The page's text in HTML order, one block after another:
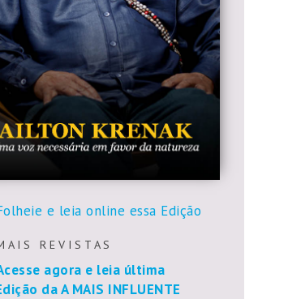
e leia online essa Edição
I S R E V I S T A S
agora e leia última
da A MAIS INFLUENTE